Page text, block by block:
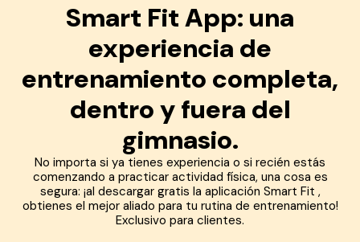
Smart Fit App: una
experiencia de
entrenamiento completa,
dentro y fuera del
gimnasio.
No importa si ya tienes experiencia o si recién estás
comenzando a practicar actividad física, una cosa es
segura: ¡al descargar gratis la aplicación Smart Fit ,
obtienes el mejor aliado para tu rutina de entrenamiento!
Exclusivo para clientes.